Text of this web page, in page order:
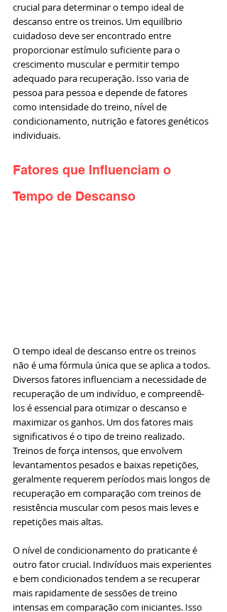
crucial para determinar o tempo ideal de
descanso entre os treinos. Um equilíbrio
cuidadoso deve ser encontrado entre
proporcionar estímulo suficiente para o
crescimento muscular e permitir tempo
adequado para recuperação. Isso varia de
pessoa para pessoa e depende de fatores
como intensidade do treino, nível de
condicionamento, nutrição e fatores genéticos
individuais.
Fatores que Influenciam o
Tempo de Descanso
O tempo ideal de descanso entre os treinos
não é uma fórmula única que se aplica a todos.
Diversos fatores influenciam a necessidade de
recuperação de um indivíduo, e compreendê-
los é essencial para otimizar o descanso e
maximizar os ganhos. Um dos fatores mais
significativos é o tipo de treino realizado.
Treinos de força intensos, que envolvem
levantamentos pesados e baixas repetições,
geralmente requerem períodos mais longos de
recuperação em comparação com treinos de
resistência muscular com pesos mais leves e
repetições mais altas.
O nível de condicionamento do praticante é
outro fator crucial. Indivíduos mais experientes
e bem condicionados tendem a se recuperar
mais rapidamente de sessões de treino
intensas em comparação com iniciantes. Isso